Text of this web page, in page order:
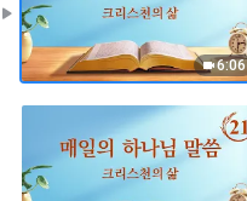
6:06